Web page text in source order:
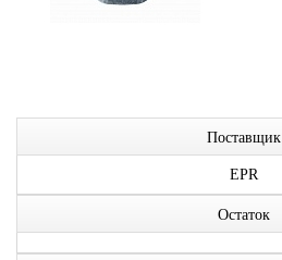
Поставщик
EPR
Остаток